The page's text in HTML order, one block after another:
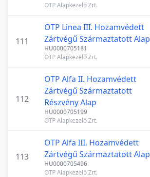
OTP Alapkezelő Zrt.
111
OTP Linea III. Hozamvédett
Zártvégű Származtatott Alap
HU0000705181
OTP Alapkezelő Zrt.
112
OTP Alfa II. Hozamvédett
Zártvégű Származtatott
Részvény Alap
HU0000705199
OTP Alapkezelő Zrt.
113
OTP Alfa III. Hozamvédett
Zártvégű Származtatott Alap
HU0000705496
OTP Alapkezelő Zrt.